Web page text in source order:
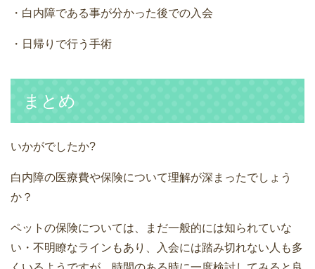
・白内障である事が分かった後での入会
・日帰りで行う手術
まとめ
いかがでしたか?
白内障の医療費や保険について理解が深まったでしょう
か？
ペットの保険については、まだ一般的には知られていな
い・不明瞭なラインもあり、入会には踏み切れない人も多